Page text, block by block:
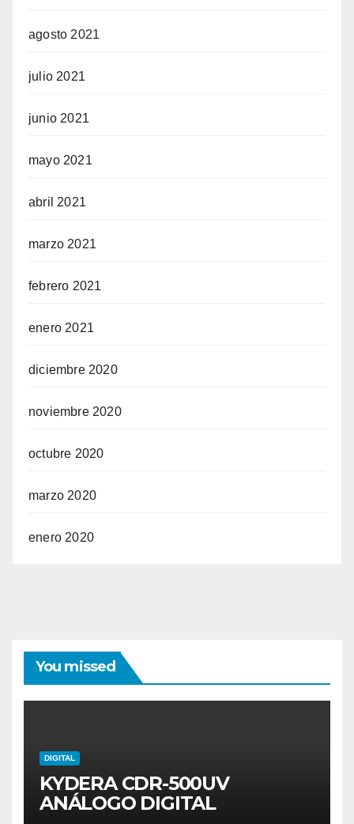
agosto 2021
julio 2021
junio 2021
mayo 2021
abril 2021
marzo 2021
febrero 2021
enero 2021
diciembre 2020
noviembre 2020
octubre 2020
marzo 2020
enero 2020
You missed
DIGITAL
KYDERA CDR-500UV
ANÁLOGO DIGITAL